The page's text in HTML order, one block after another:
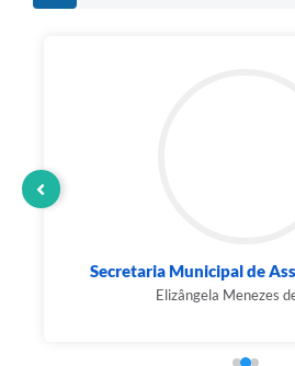
Secretaria Municipal de
Elizângela Menezes